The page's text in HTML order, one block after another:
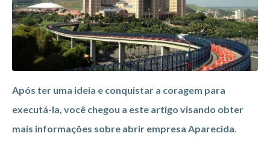
Após ter uma ideia e conquistar a coragem para
executá-la, você chegou a este artigo visando obter
mais informações sobre abrir empresa Aparecida.